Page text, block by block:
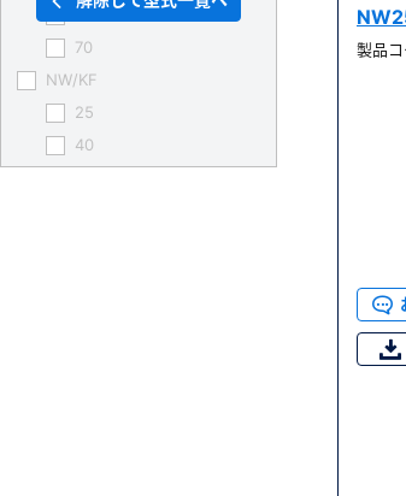
製品
34
70
NW/KF
25
40